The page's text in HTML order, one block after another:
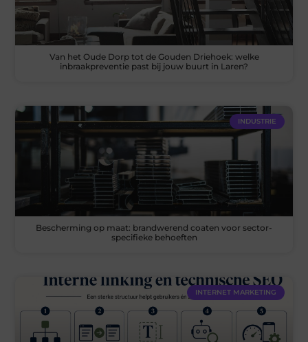
Van het Oude Dorp tot de Gouden Driehoek: welke
inbraakpreventie past bij jouw buurt in Laren?
INDUSTRIE
Bescherming op maat: brandwerend coaten voor sector-
specifieke behoeften
INTERNET MARKETING